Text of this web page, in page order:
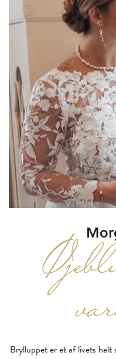
Brylluppet er et af livets helt